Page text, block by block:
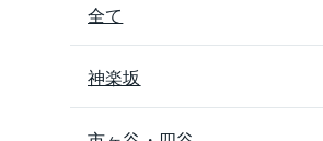
全て
神楽坂